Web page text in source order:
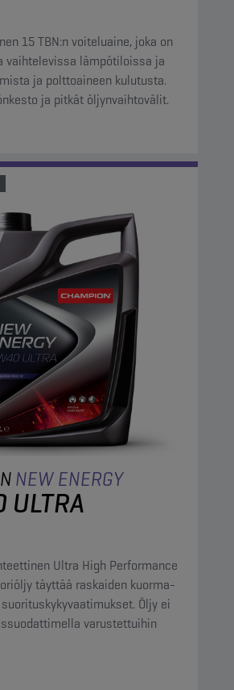
15 TBN:n voiteluaine, joka on
vaihtelevissa lämpötiloissa ja
ja polttoaineen kulutusta.
ja pitkät öljynvaihtovälit.
NEW ENERGY
Ultra High Performance
täyttää raskaiden kuorma-
Öljy ei
varustettuihin